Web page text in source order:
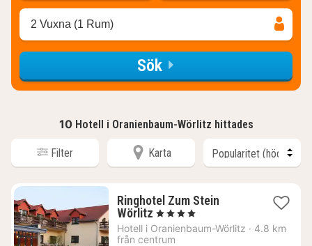
2 Vuxna (1 Rum)
Sök
10 Hotell i Oranienbaum-Wörlitz hittades
Filter Karta
Ringhotel Zum Stein
Wörlitz 1
natt
från
, 4 Stjärnor
Hotell i Oranienbaum-Wörlitz · 4.8 km
från centrum